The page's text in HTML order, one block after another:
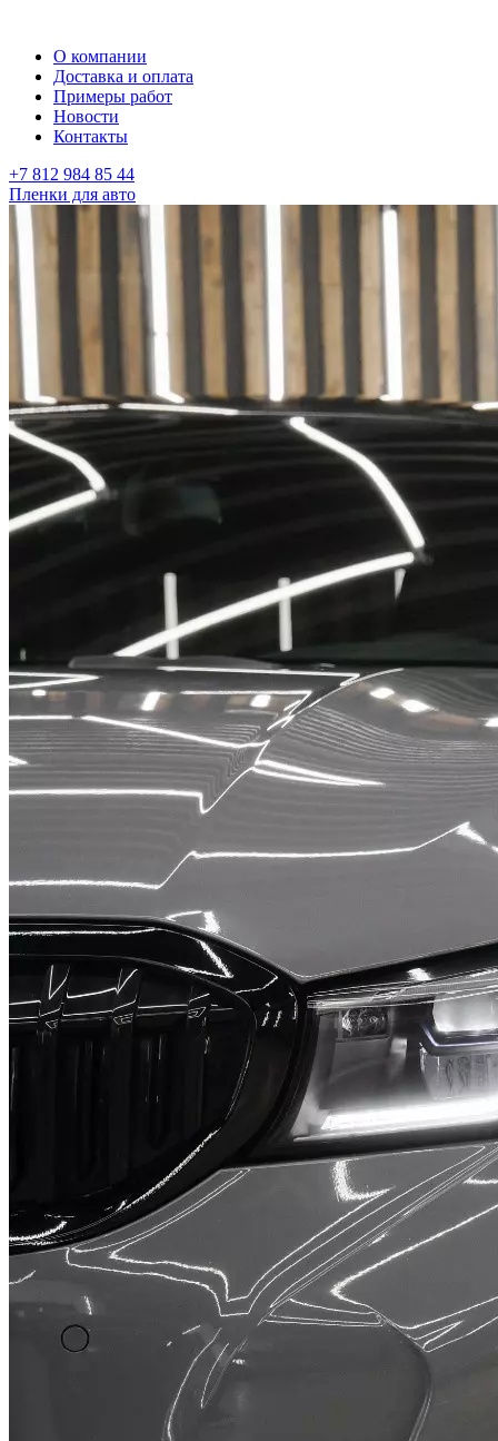
О компании
Доставка и оплата
Примеры работ
Новости
Контакты
+7 812 984 85 44
Пленки для авто